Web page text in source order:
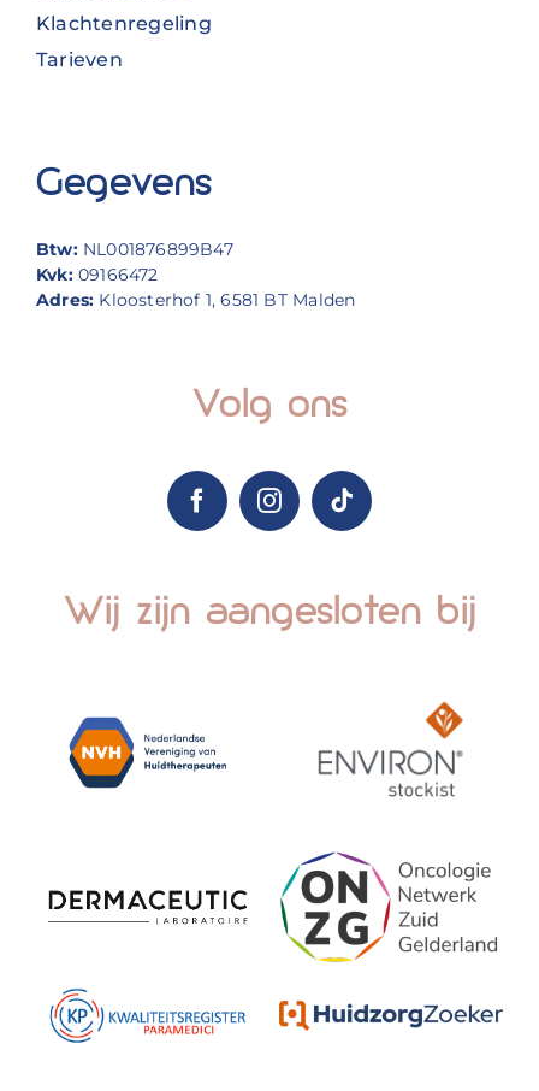
Klachtenregeling
Tarieven
Gegevens
Btw: NL001876899B47
Kvk:09166472
Adres: Kloosterhof 1, 6581 BT Malden
Volg ons
Wij zijn aangesloten bij